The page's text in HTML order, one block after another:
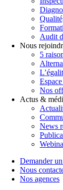
Audit
Nous
5
Nos
Actus &
News
Demander
Nous
Nos agences